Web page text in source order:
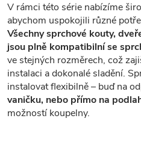
V rámci této série nabízíme
abychom uspokojili různé
Všechny sprchové kouty,
jsou plně kompatibilní se
ve stejných rozměrech, což
instalaci a dokonalé sladění.
instalovat flexibilně – buď na
vaničku, nebo přímo na
možností koupelny.